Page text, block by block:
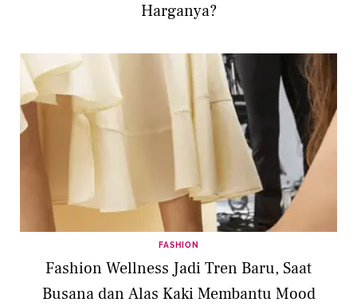
Harganya?
FASHION
Fashion Wellness Jadi Tren Baru, Saat
Busana dan Alas Kaki Membantu Mood